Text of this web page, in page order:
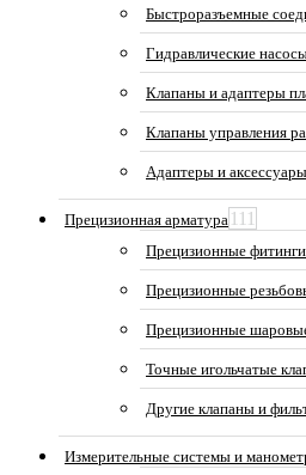
Быстроразъемные
Гидравлические
Клапаны и адаптеры
Клапаны управления
Адаптеры и
Прецизионная арматура 111
Прецизионные
Прецизионные
Прецизионные
Точные игольчатые
Другие клапаны и
Измерительные системы и